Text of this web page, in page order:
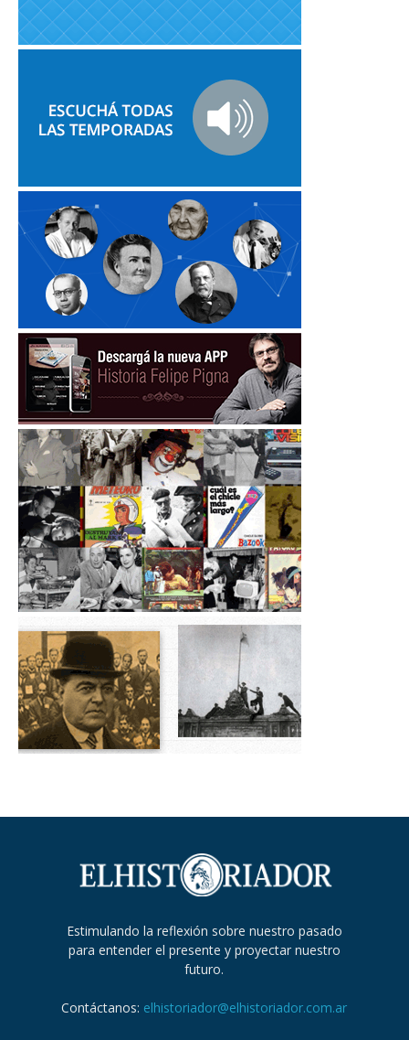
Estimulando la reflexión sobre nuestro pasado
para entender el presente y proyectar nuestro
futuro.
Contáctanos: elhistoriador@elhistoriador.com.ar